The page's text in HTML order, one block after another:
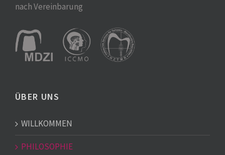
nach Vereinbarung
ÜBER UNS
WILLKOMMEN
PHILOSOPHIE